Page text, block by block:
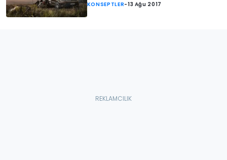
KONSEPTLER-13 Ağu 2017